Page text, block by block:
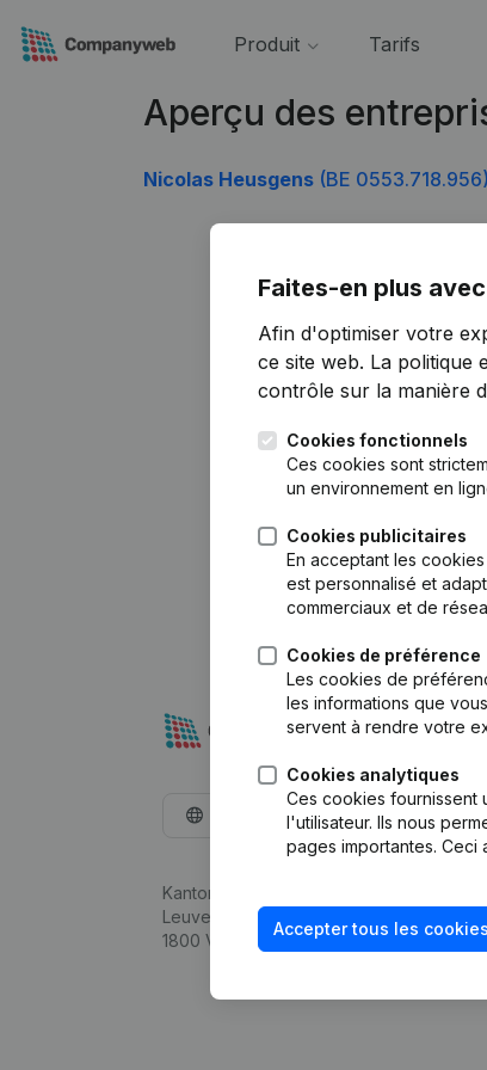
Produit Tarifs
Aperçu des
Nicolas Heusgens (BE 0553.718.956)
Faites-en plus
Afin d'optimiser votre
ce site web. La politique
contrôle sur la manière
Cookies fonctionnels
Ces cookies sont
un environnement en
Cookies publicitaires
En acceptant les
est personnalisé et
commerciaux et de
Cookies de préférence
Les cookies de
les informations que
servent à rendre votre
Cookies analytiques
Ces cookies fournissent
l'utilisateur. Ils nous
pages importantes.
Accepter tous les cookies
Français
Kantorenpark Everest
Leuvensesteenweg 248D,
1800 Vilvoorde